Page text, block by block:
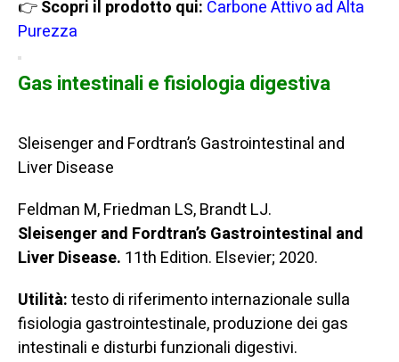
👉Scopri il prodotto qui: Carbone Attivo ad Alta
Purezza
Gas intestinali e fisiologia digestiva
Sleisenger and Fordtran’s Gastrointestinal and
Liver Disease
Feldman M, Friedman LS, Brandt LJ.
Sleisenger and Fordtran’s Gastrointestinal and
Liver Disease. 11th Edition. Elsevier; 2020.
Utilità:testo di riferimento internazionale sulla
fisiologia gastrointestinale, produzione dei gas
intestinali e disturbi funzionali digestivi.